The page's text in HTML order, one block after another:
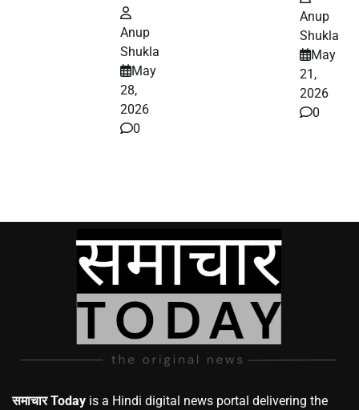
पर हुईं वायरल
Anup
Shukla
May
28,
2026
0
Anup
Shukla
May
21,
2026
0
समाचार Today is a Hindi digital news portal delivering the